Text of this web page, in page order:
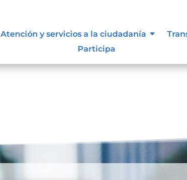
Atención y servicios a la ciudadanía
Participa